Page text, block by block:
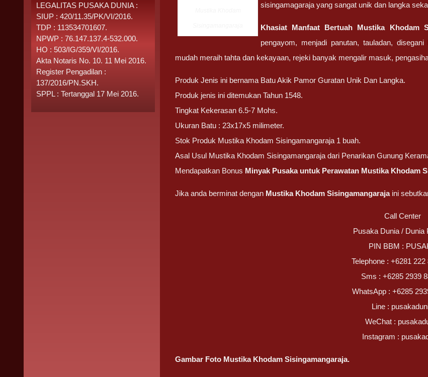
sisingamagaraja yang sangat unik dan langka
Khasiat Manfaat Bertuah Mustika Khodam
pengayom, menjadi panutan, tauladan,
mudah meraih tahta dan kekayaan, rejeki banyak mengalir masuk,
Produk Jenis ini bernama Batu Akik Pamor Guratan Unik Dan Langka.
Produk jenis ini ditemukan Tahun 1548.
Tingkat Kekerasan 6.5-7 Mohs.
Ukuran Batu : 23x17x5 milimeter.
Stok Produk Mustika Khodam Sisingamangaraja 1 buah.
Asal Usul Mustika Khodam Sisingamangaraja dari Penarikan Gunung
Mendapatkan Bonus Minyak Pusaka untuk Perawatan Mustika Khodam
Jika anda berminat dengan Mustika Khodam Sisingamangarajaini
Call Center
Pusaka Dunia / Dunia
PIN BBM :
Telephone : +6281 222
Sms : +6285 2939
WhatsApp : +6285
Line :
WeChat :
Instagram :
Gambar Foto Mustika Khodam Sisingamangaraja.
LEGALITAS PUSAKA DUNIA :
SIUP : 420/11.35/PK/VI/2016.
TDP : 113534701607.
NPWP : 76.147.137.4-532.000.
HO : 503/IG/359/VI/2016.
Akta Notaris No. 10. 11 Mei 2016.
Register Pengadilan :
137/2016/PN.SKH.
SPPL : Tertanggal 17 Mei 2016.